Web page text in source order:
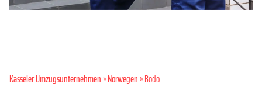
Kasseler Umzugsunternehmen»Norwegen» Bodo